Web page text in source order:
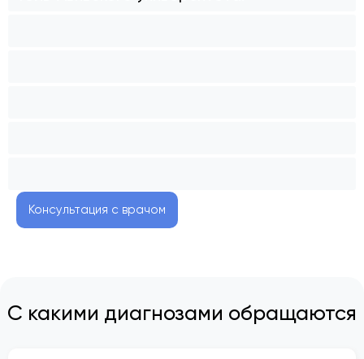
Консультация с врачом
С какими диагнозами обращаются